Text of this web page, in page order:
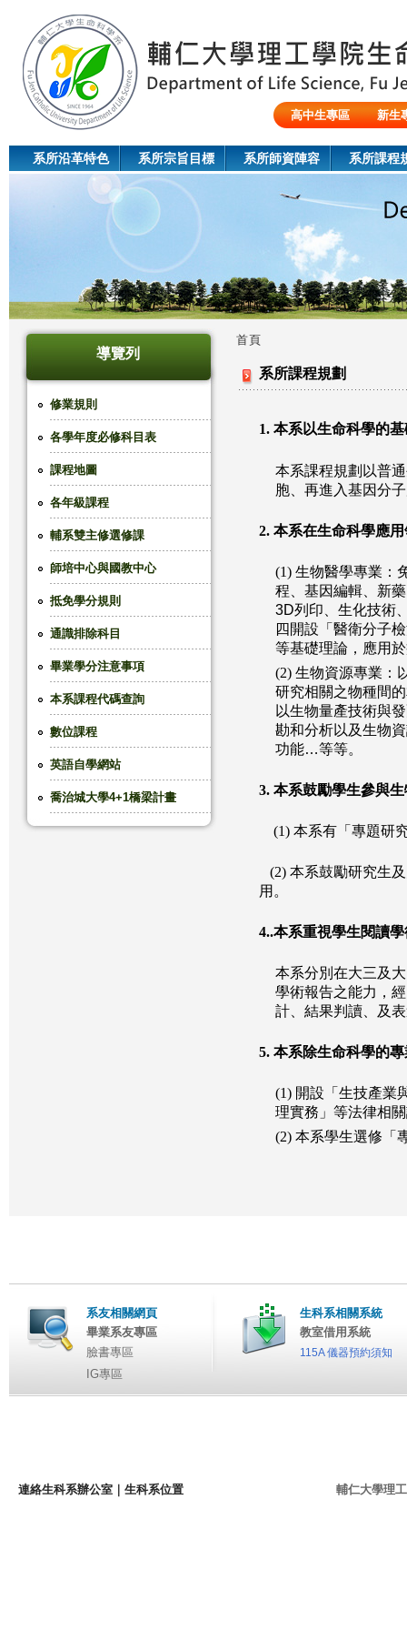
高中生專區
新生
系所沿革特色 系所宗旨目標 系所師資陣容 系所課程
導覽列
修業規則
各學年度必修科目表
課程地圖
各年級課程
輔系雙主修選修課
師培中心與國教中心
抵免學分規則
通識排除科目
畢業學分注意事項
本系課程代碼查詢
數位課程
英語自學網站
喬治城大學4+1橋梁計畫
您
首頁
系所課程規劃
1. 本系以生命科學的
本系課程規劃以普
胞、再進入基因分
2. 本系在生命科學應
(1) 生物醫學專業：
程、基因編輯、新
3D列印、生化技術
四開設「醫衛分子
等基礎理論，應用
(2) 生物資源專業：
研究相關之物種間
以生物量產技術與
勘和分析以及生物
功能…等等。
3. 本系鼓勵學生參與
(1) 本系有「專題研
(2) 本系鼓勵研究生
用。
4..本系重視學生閱讀
本系分別在大三及
學術報告之能力，
計、結果判讀、及
5. 本系除生命科學的
(1) 開設「生技產業
理實務」等法律相
(2) 本系學生選修「
系友相關網頁
畢業系友專區
臉書專區
IG專區
生科系相關系統
教室借用系統
115A 儀器預約須知
連絡生科系辦公室 生科系位置 輔仁大學理